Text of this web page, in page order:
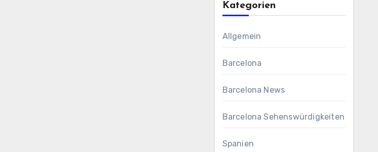
Kategorien
Allgemein
Barcelona
Barcelona News
Barcelona Sehenswürdigkeiten
Spanien